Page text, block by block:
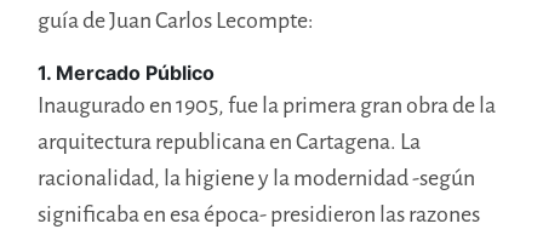
guía de Juan Carlos Lecompte:
1. Mercado Público
Inaugurado en 1905, fue la primera gran obra de la
arquitectura republicana en Cartagena. La
racionalidad, la higiene y la modernidad -según
significaba en esa época- presidieron las razones